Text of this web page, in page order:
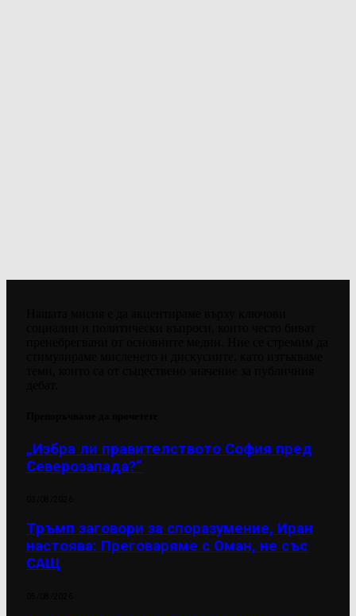
„Избра ли правителството София пред
Северозапада?“
Тръмп заговори за споразумение, Иран
настоява: Преговаряме с Оман, не със
САЩ